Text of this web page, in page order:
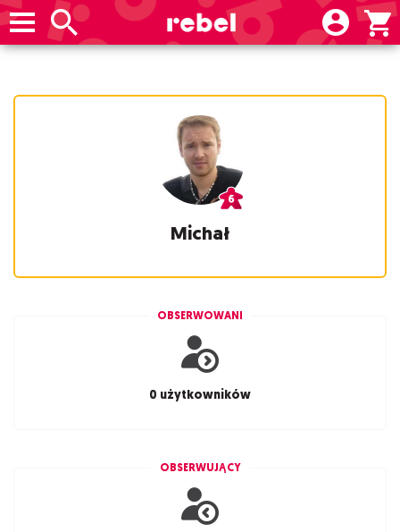
Michał
OBSERWOWANI
0 użytkowników
OBSERWUJĄCY